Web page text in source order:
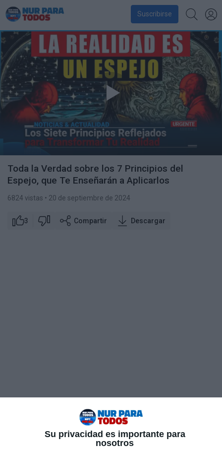
Su privacidad es importante para
nosotros
Suscribirse
Toda la Verdad sobre los 7 Principios del
Espejo, que Te Enseñarán a Aplicarlos
6824 vistas • 20 de septiembre de 2024
3 Compartir Descargar